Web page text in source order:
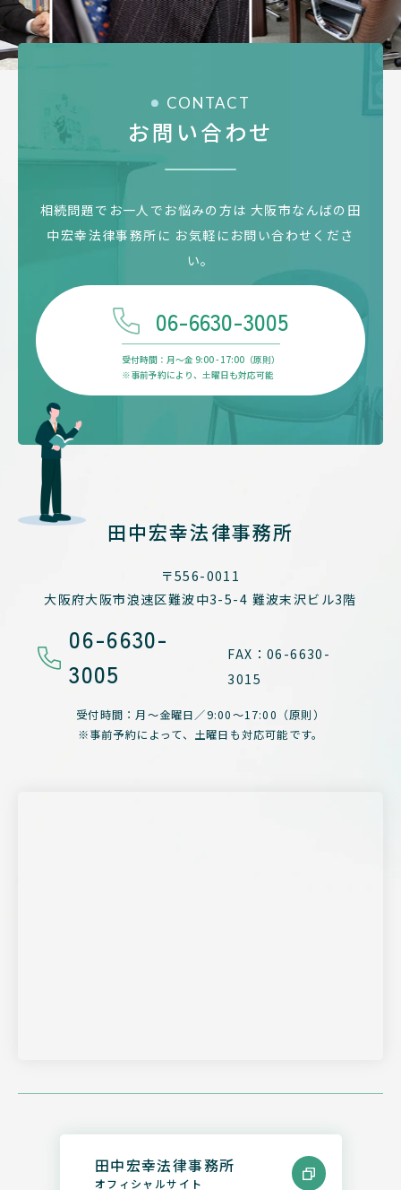
CONTACT
お問い合わせ
相続問題でお一人でお悩みの方は 大阪市なんばの田
中宏幸法律事務所に お気軽にお問い合わせくださ
い。
06-6630-3005
受付時間：月〜金 9:00 - 17:00（原則）
※事前予約により、土曜日も対応可能
田中宏幸法律事務所
〒556-0011
大阪府大阪市浪速区難波中3-5-4 難波末沢ビル3階
06-6630-
3005
FAX：06-6630-
3015
受付時間：月～金曜日／9:00～17:00（原則）
※事前予約によって、 土曜日も対応可能です。
田中宏幸法律事務所
オフィシャルサイト